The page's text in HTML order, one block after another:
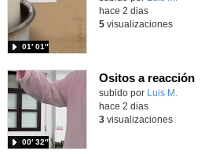
01′ 01″
hace 2 dias
5visualizaciones
Ositos a reacción
Contenido educativo.
subido por Luis M.
00′ 32″
hace 2 dias
3visualizaciones